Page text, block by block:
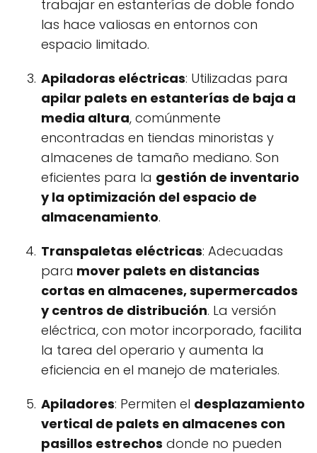
trabajar en estanterías de doble fondo
las hace valiosas en entornos con
espacio limitado.
Apiladoras eléctricas: Utilizadas para
apilar palets en estanterías de baja a
media altura, comúnmente
encontradas en tiendas minoristas y
almacenes de tamaño mediano. Son
eficientes para la gestión de inventario
y la optimización del espacio de
almacenamiento.
Transpaletas eléctricas: Adecuadas
para mover palets en distancias
cortas en almacenes, supermercados
y centros de distribución. La versión
eléctrica, con motor incorporado, facilita
la tarea del operario y aumenta la
eficiencia en el manejo de materiales.
Apiladores: Permiten el desplazamiento
vertical de palets en almacenes con
pasillos estrechos donde no pueden